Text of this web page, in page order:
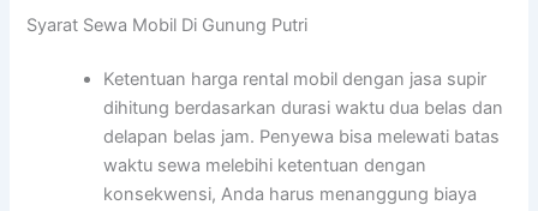
Syarat Sewa Mobil Di Gunung Putri
Ketentuan harga rental mobil dengan jasa supir
dihitung berdasarkan durasi waktu dua belas dan
delapan belas jam. Penyewa bisa melewati batas
waktu sewa melebihi ketentuan dengan
konsekwensi, Anda harus menanggung biaya